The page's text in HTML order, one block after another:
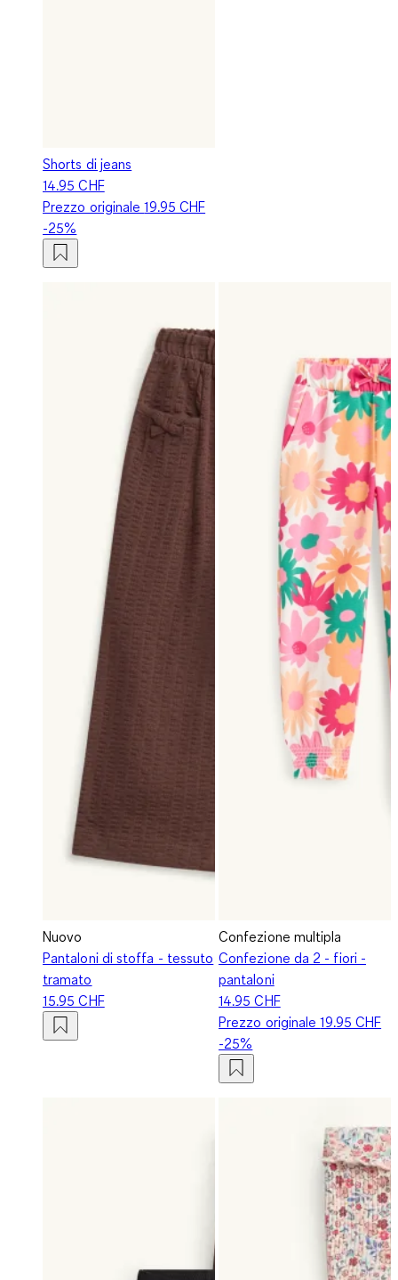
Shorts di jeans
14.95 CHF
Prezzo originale19.95 CHF
-25%
Nuovo
Pantaloni di stoffa - tessuto
tramato
15.95 CHF
Confezione multipla
Confezione da 2 - fiori -
pantaloni
14.95 CHF
Prezzo originale19.95 CHF
-25%